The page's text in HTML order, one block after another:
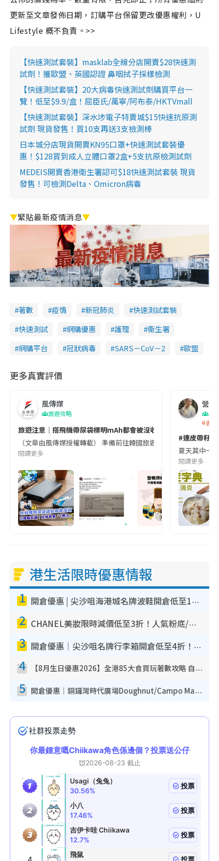
更新至文章發佈日期，訂購平台保留更改優惠權利，U
Lifestyle 概不負責。>>
【快速測試套裝】masklab全線分店開賣$28快速測
試劑！獲歐盟、英國認證 鼻咽拭子採樣檢測
【快速測試套裝】20大病毒快速測試劑購買平台一
覽！低至$9.9/盒！屈臣氏/萬寧/阿布泰/HKTVmall
【快速測試套裝】深水埗電子特賣城$15快速抗原測
試劑 現貨發售！買10支再送3支檢測棒
日本城分店現貨開賣KN95口罩+快速測試套裝優
惠！$128買到成人立體口罩2盒+5支抗原檢測試劑
MEDEIS開賣香港衛生署認可$18快速測試套裝 現貨
發售！可檢測Delta、Omicron病毒
▼緊貼最新疫情消息▼
著數 疫情 新冠肺炎
快速測試套裝
快速測試
網購優惠 護理
衞生署
網購平台
冠狀病毒 SARS－CoV－2 歐盟
更多真實評價
風傳媒
旅遊攻略
旅遊注意｜搭飛機帶尿袋標明mAh都會被沒收😱出發前切記檢查
（文章由風傳媒授權轉載） 準備前往韓國旅遊的民眾，近期要
閱讀更多
營養
香港
#連皮帶籽
夏天其中一
閱讀更多
港生活限時優惠情報
1 開倉優惠 | 尖沙咀海港城名牌波鞋開倉低至1折！On鞋$899起／Joy&Peace鞋履$98起
2 CHANEL美妝限時減價低至3折！人氣粉底/唇膏/精華液低至$275！COCO香水都有平
3 開倉優惠｜尖沙咀名牌行李箱開倉低至4折！一連5日 American Tourister/ace./Hallmark $200起！
4 【8月生日優惠2026】全港85大食買玩著數攻略 自助餐/火鍋放題同行免費＋誠品/DONKI送現金券
5 開倉優惠｜銅鑼灣時代廣場Doughnut/Campo Marzio開倉低至1折！背囊、書包、手袋劈價$200起